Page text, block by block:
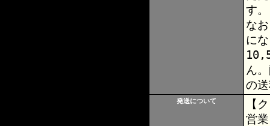
す
な
に
ん
の
発送について
【
営